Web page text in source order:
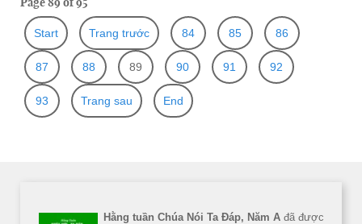
Start Trang trước 84 85 86
87 88 89 90 91 92
93 Trang sau End
Hằng tuần Chúa Nói Ta Đáp, Năm A đã được